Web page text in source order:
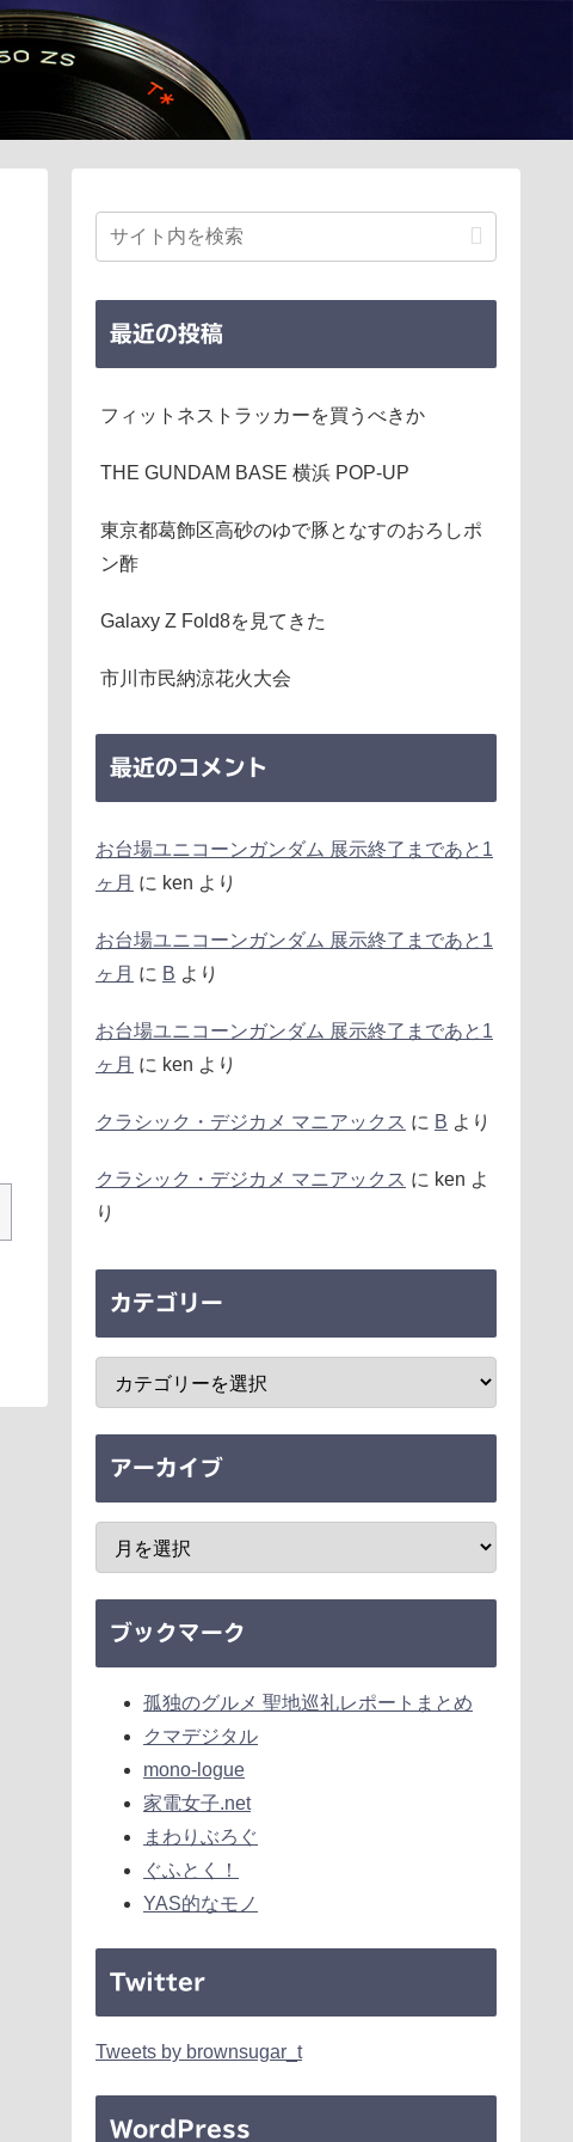
最近の投稿
フィットネストラッカーを買うべきか
THE GUNDAM BASE 横浜 POP-UP
東京都葛飾区高砂のゆで豚となすのおろしポ
ン酢
Galaxy Z Fold8を見てきた
市川市民納涼花火大会
最近のコメント
お台場ユニコーンガンダム 展示終了まであと1
ヶ月 に ken より
お台場ユニコーンガンダム 展示終了まであと1
ヶ月 に B より
お台場ユニコーンガンダム 展示終了まであと1
ヶ月 に ken より
クラシック・デジカメ マニアックス に B より
クラシック・デジカメ マニアックス に ken よ
り
カテゴリー
アーカイブ
ブックマーク
孤独のグルメ 聖地巡礼レポートまとめ
クマデジタル
mono-logue
家電女子.net
まわりぶろぐ
ぐふとく！
YAS的なモノ
Twitter
Tweets by brownsugar_t
WordPress